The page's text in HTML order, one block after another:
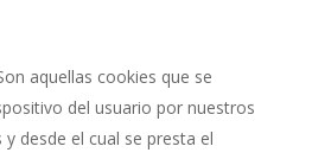
aquellas cookies que se
del usuario por nuestros
desde el cual se presta el